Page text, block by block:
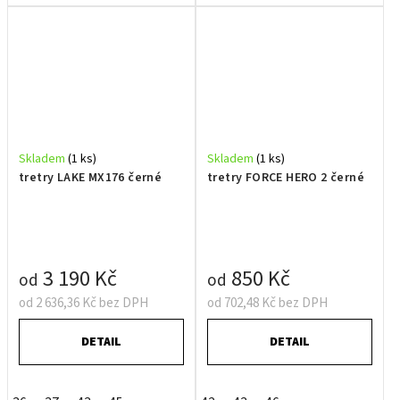
tretry LAKE MX176 černé
Skladem (1 ks)
od 2 636,36 Kč bez DPH
od 3 190 Kč
DETAIL
tretry FORCE HERO 2 černé
Skladem (1 ks)
od 702,48 Kč bez DPH
od 850 Kč
DETAIL